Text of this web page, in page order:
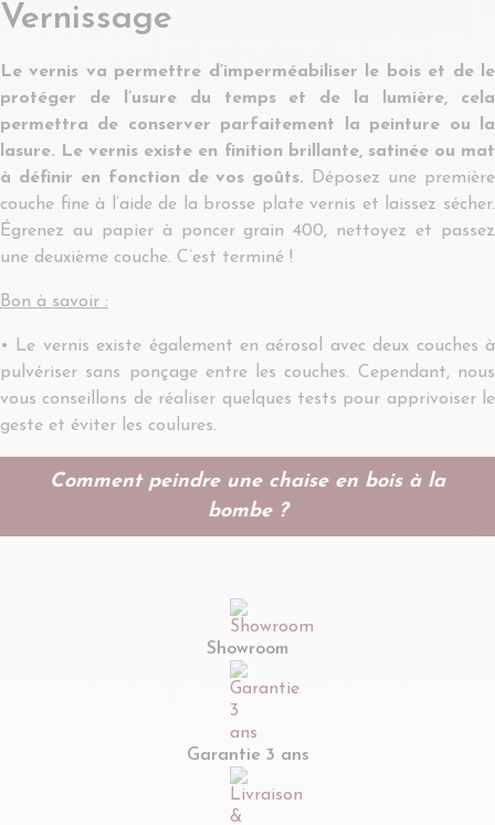
Vernissage
Le vernis va permettre d’imperméabiliser le bois et de le
protéger de l’usure du temps et de la lumière, cela
permettra de conserver parfaitement la peinture ou la
lasure. Le vernis existe en finition brillante, satinée ou mat
à définir en fonction de vos goûts. Déposez une première
couche fine à l’aide de la brosse plate vernis et laissez sécher.
Égrenez au papier à poncer grain 400, nettoyez et passez
une deuxième couche. C’est terminé !
Bon à savoir :
• Le vernis existe également en aérosol avec deux couches à
pulvériser sans ponçage entre les couches. Cependant, nous
vous conseillons de réaliser quelques tests pour apprivoiser le
geste et éviter les coulures.
Comment peindre une chaise en bois à la
bombe ?
Showroom
Garantie 3 ans